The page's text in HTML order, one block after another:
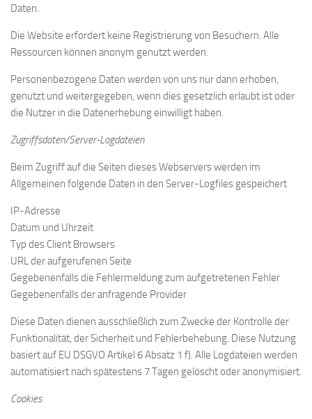
Daten.
Die Website erfordert keine Registrierung von Besuchern. Alle
Ressourcen können anonym genutzt werden.
Personenbezogene Daten werden von uns nur dann erhoben,
genutzt und weitergegeben, wenn dies gesetzlich erlaubt ist oder
die Nutzer in die Datenerhebung einwilligt haben.
Zugriffsdaten/Server-Logdateien
Beim Zugriff auf die Seiten dieses Webservers werden im
Allgemeinen folgende Daten in den Server-Logfiles gespeichert
IP-Adresse
Datum und Uhrzeit
Typ des Client Browsers
URL der aufgerufenen Seite
Gegebenenfalls die Fehlermeldung zum aufgetretenen Fehler
Gegebenenfalls der anfragende Provider
Diese Daten dienen ausschließlich zum Zwecke der Kontrolle der
Funktionalität, der Sicherheit und Fehlerbehebung. Diese Nutzung
basiert auf EU DSGVO Artikel 6 Absatz 1 f). Alle Logdateien werden
automatisiert nach spätestens 7 Tagen gelöscht oder anonymisiert.
Cookies